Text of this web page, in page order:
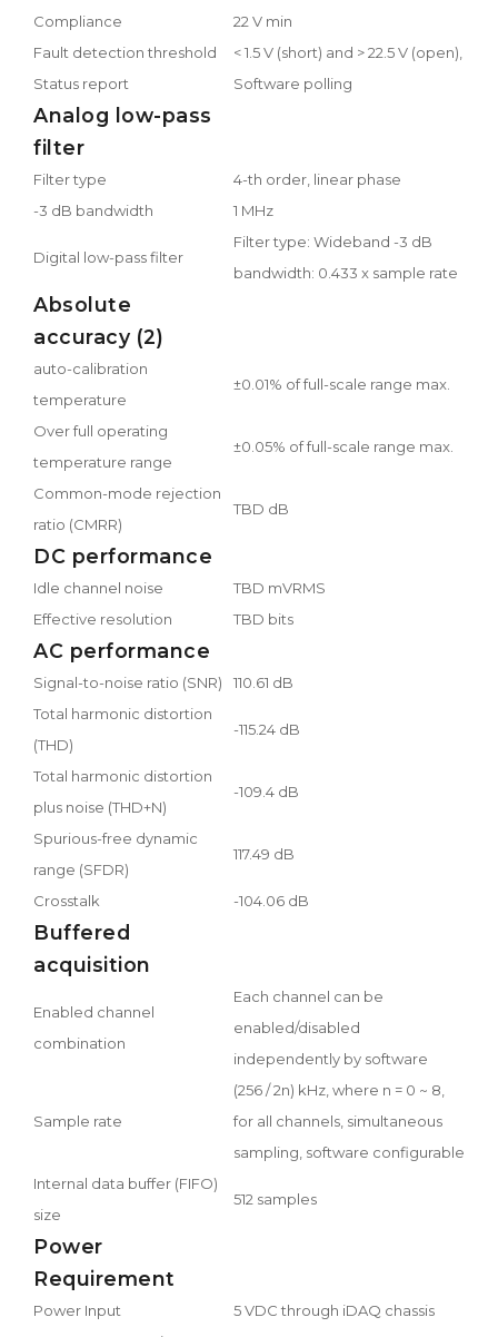
Compliance
22 V min
Fault detection threshold
Status report
< 1.5 V (short) and > 22.5 V (open),
Software polling
Analog low-pass
filter
Filter type
4-th order, linear phase
-3 dB bandwidth
1 MHz
Digital low-pass filter
Filter type: Wideband -3 dB
bandwidth: 0.433 x sample rate
Absolute
accuracy (2)
auto-calibration
temperature
±0.01% of full-scale range max.
Over full operating
temperature range
±0.05% of full-scale range max.
Common-mode rejection
ratio (CMRR)
TBD dB
DC performance
Idle channel noise
TBD mVRMS
Effective resolution
TBD bits
AC performance
Signal-to-noise ratio (SNR)
110.61 dB
Total harmonic distortion
(THD)
-115.24 dB
Total harmonic distortion
plus noise (THD+N)
-109.4 dB
Spurious-free dynamic
range (SFDR)
117.49 dB
Crosstalk -104.06 dB
Buffered
acquisition
Enabled channel
combination
Each channel can be
enabled/disabled
independently by software
Sample rate
(256 / 2n) kHz, where n = 0 ~ 8,
for all channels, simultaneous
sampling, software configurable
Internal data buffer (FIFO)
size
512 samples
Power
Requirement
Power Input
5 VDC through iDAQ chassis